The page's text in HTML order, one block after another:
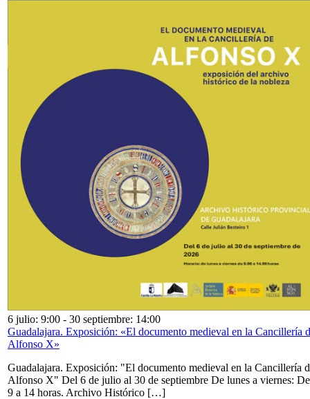
6 julio: 9:00 - 30 septiembre: 14:00
Guadalajara. Exposición: «El documento medieval en la Cancillería
Alfonso X»
Guadalajara. Exposición: "El documento medieval en la Cancillería
Alfonso X" Del 6 de julio al 30 de septiembre De lunes a viernes: De
9 a 14 horas. Archivo Histórico […]